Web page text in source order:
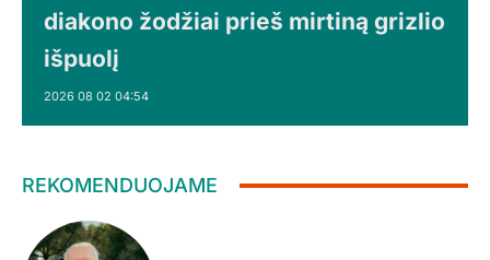
diakono žodžiai prieš mirtiną grizlio
išpuolį
2026 08 02 04:54
REKOMENDUOJAME